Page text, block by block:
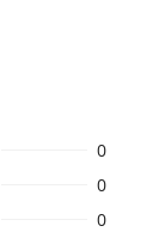
0
0
0